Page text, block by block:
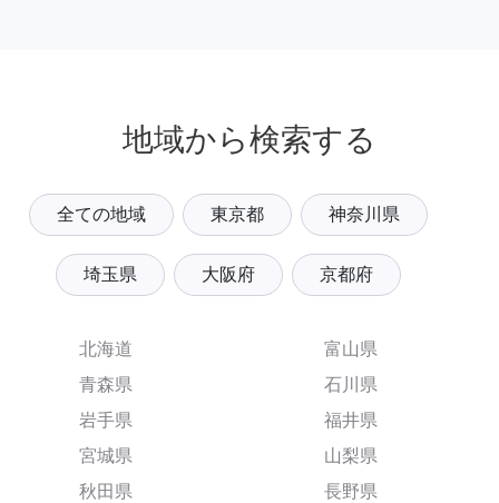
地域から検索する
全ての地域 東京都 神奈川県
埼玉県 大阪府 京都府
北海道
青森県
岩手県
宮城県
秋田県
富山県
石川県
福井県
山梨県
長野県